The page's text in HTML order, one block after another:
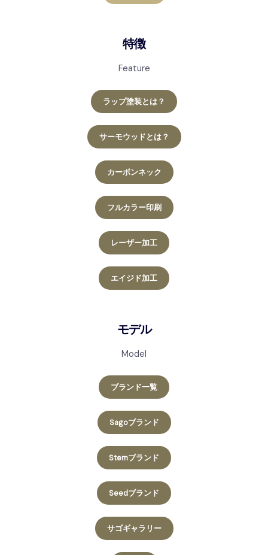
特徴
Feature
ラップ塗装とは？
サーモウッドとは？
カーボンネック
フルカラー印刷
レーザー加工
エイジド加工
モデル
Model
ブランド一覧
Sagoブランド
Stemブランド
Seedブランド
サゴギャラリー